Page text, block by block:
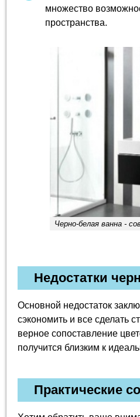
множество
пространства.
Черно-белая ванна -
Недостатки
Основной недостаток
сэкономить и все сделать
верное сопоставление
получится близким к
Практические